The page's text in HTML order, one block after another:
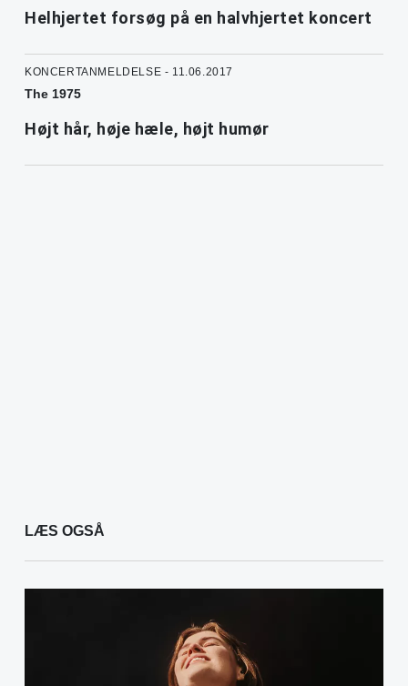
Helhjertet forsøg på en halvhjertet koncert
KONCERTANMELDELSE - 11.06.2017
The 1975
Højt hår, høje hæle, højt humør
LÆS OGSÅ